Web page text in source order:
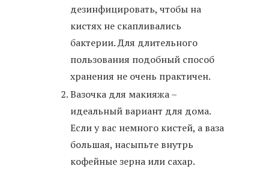
дезинфицировать, чтобы на
кистях не скапливались
бактерии. Для длительного
пользования подобный способ
хранения не очень практичен.
Вазочка для макияжа –
идеальный вариант для дома.
Если у вас немного кистей, а ваза
большая, насыпьте внутрь
кофейные зерна или сахар.